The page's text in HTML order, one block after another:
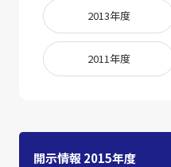
2013年度
2011年度
開示情報 2015年度